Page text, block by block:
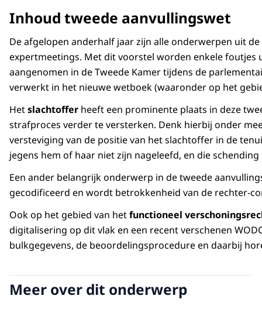
Inhoud tweede aanvullingswet
De afgelopen anderhalf jaar zijn alle onderwerpen uit
expertmeetings. Met dit voorstel worden enkele
aangenomen in de Tweede Kamer tijdens de
verwerkt in het nieuwe wetboek (waaronder op het
Hetslachtoffer heeft een prominente plaats in deze
strafproces verder te versterken. Denk hierbij onder
versteviging van de positie van het slachtoffer in de
jegens hem of haar niet zijn nageleefd, en die
Een ander belangrijk onderwerp in de tweede
gecodificeerd en wordt betrokkenheid van de rechter-
Ook op het gebied van hetfunctioneel
digitalisering op dit vlak en een recent verschenen
bulkgegevens, de beoordelingsprocedure en daarbij
Meer over dit onderwerp